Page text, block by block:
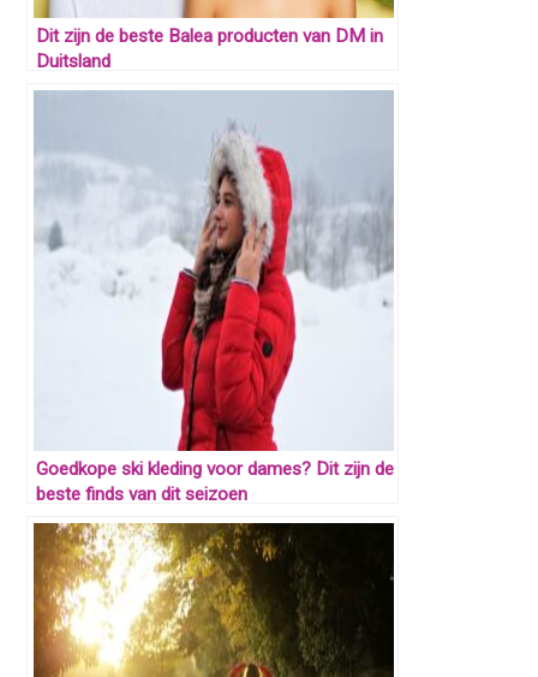
Dit zijn de beste Balea producten van DM in
Duitsland
Goedkope ski kleding voor dames? Dit zijn de
beste finds van dit seizoen